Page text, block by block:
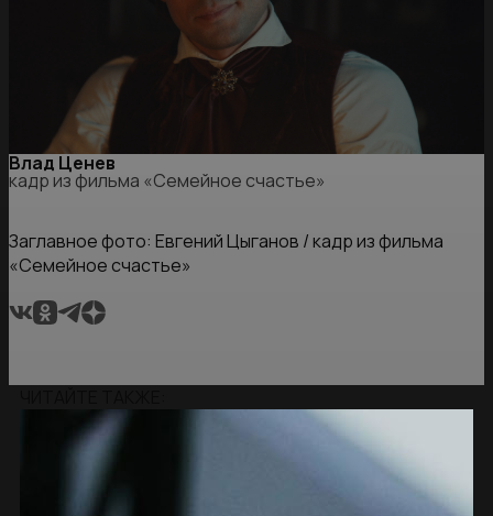
Влад Ценев
кадр из фильма «Семейное счастье»
Заглавное фото: Евгений Цыганов / кадр из фильма
«Семейное счастье»